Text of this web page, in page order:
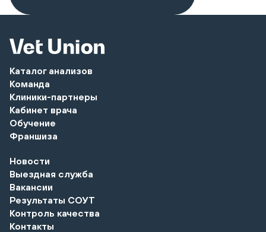
Каталог анализов
Команда
Клиники-партнеры
Кабинет врача
Обучение
Франшиза
Новости
Выездная служба
Вакансии
Результаты СОУТ
Контроль качества
Контакты